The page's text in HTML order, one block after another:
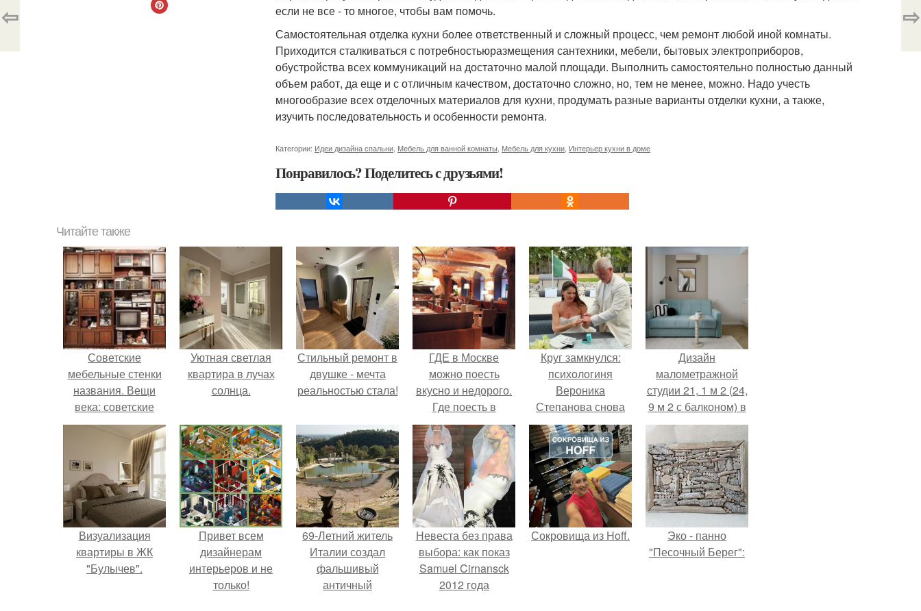
если не все - то многое, чтобы вам помочь.
Самостоятельная отделка кухни более ответственный и сложный процесс, чем ремонт любой иной комнаты.
Приходится сталкиваться с потребностьюразмещения сантехники, мебели, бытовых электроприборов,
обустройства всех коммуникаций на достаточно малой площади. Выполнить самостоятельно полностью данный
объем работ, да еще и с отличным качеством, достаточно сложно, но, тем не менее, можно. Надо учесть
многообразие всех отделочных материалов для кухни, продумать разные варианты отделки кухни, а также,
изучить последовательность и особенности ремонта.
Категории: Идеи дизайна спальни Мебель для ванной комнаты Мебель для кухни Интерьер кухни в доме
Понравилось? Поделитесь с друзьями!
⇦ ⇨
Читайте также
Советские
мебельные стенки
названия. Вещи
века: советские
стенки 80-х.
Уютная светлая
квартира в лучах
солнца.
Стильный ремонт в
двушке - мечта
реальностью стала!
ГДЕ в Москве
можно поесть
вкусно и недорого.
Где поесть в
Москве вкусно и
недорого.
Круг замкнулся:
психологиня
Вероника
Степанова снова
вышла замуж за
собственного
бывшего мужа.
Дизайн
малометражной
студии 21, 1 м 2 (24,
9 м 2 с балконом) в
Краснодаре.
Визуализация
квартиры в ЖК
"Булычев".
Привет всем
дизайнерам
интерьеров и не
только!
69-Летний житель
Италии создал
фальшивый
античный
Невеста без права
выбора: как показ
Samuel Cirnansck
2012 года
Сокровища из Hoff.
Эко - панно
"Песочный Берег":